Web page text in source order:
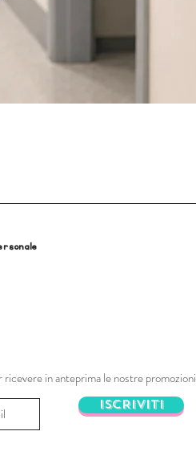
in anteprima le nostre promozioni
ISCRIVITI